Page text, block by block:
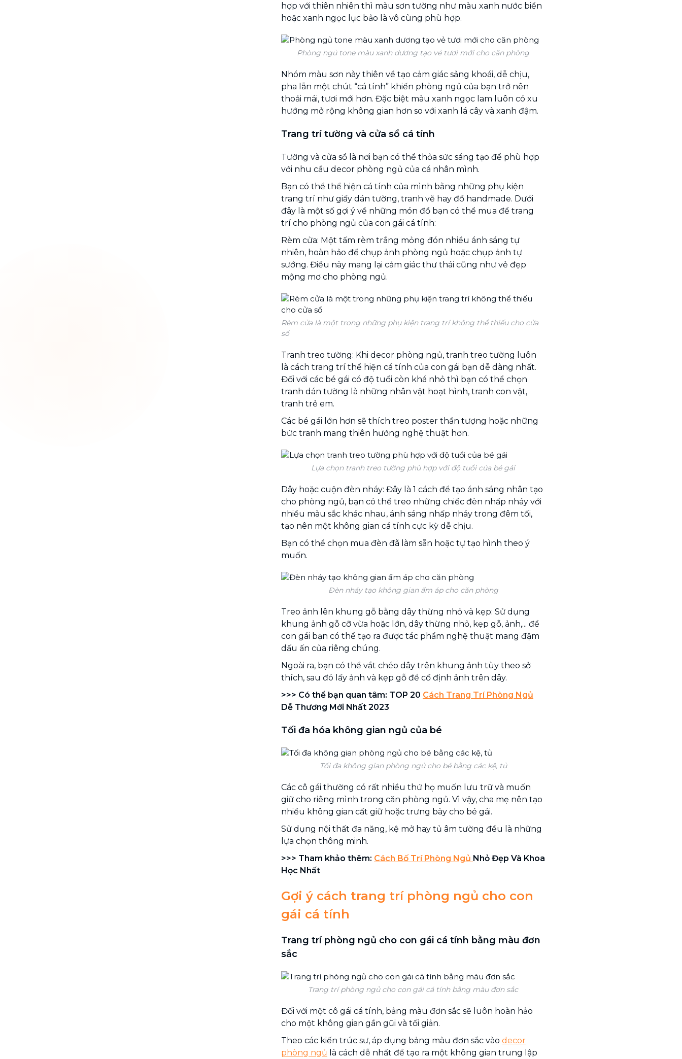
hợp với thiên nhiên thì màu sơn tường như màu xanh nước biển
hoặc xanh ngọc lục bảo là vô cùng phù hợp.
Phòng ngủ tone màu xanh dương tạo vẻ tươi mới cho căn phòng
Nhóm màu sơn này thiên về tạo cảm giác sảng khoái, dễ chịu,
pha lẫn một chút “cá tính” khiến phòng ngủ của bạn trở nên
thoải mái, tươi mới hơn. Đặc biệt màu xanh ngọc lam luôn có xu
hướng mở rộng không gian hơn so với xanh lá cây và xanh đậm.
Trang trí tường và cửa sổ cá tính
Tường và cửa sổ là nơi bạn có thể thỏa sức sáng tạo để phù hợp
với nhu cầu decor phòng ngủ của cá nhân mình.
Bạn có thể thể hiện cá tính của mình bằng những phụ kiện
trang trí như giấy dán tường, tranh vẽ hay đồ handmade. Dưới
đây là một số gợi ý về những món đồ bạn có thể mua để trang
trí cho phòng ngủ của con gái cá tính:
Rèm cửa: Một tấm rèm trắng mỏng đón nhiều ánh sáng tự
nhiên, hoàn hảo để chụp ảnh phòng ngủ hoặc chụp ảnh tự
sướng. Điều này mang lại cảm giác thư thái cũng như vẻ đẹp
mộng mơ cho phòng ngủ.
Rèm cửa là một trong những phụ kiện trang trí không thể thiếu cho cửa
sổ
Tranh treo tường: Khi decor phòng ngủ, tranh treo tường luôn
là cách trang trí thể hiện cá tính của con gái bạn dễ dàng nhất.
Đối với các bé gái có độ tuổi còn khá nhỏ thì bạn có thể chọn
tranh dán tường là những nhân vật hoạt hình, tranh con vật,
tranh trẻ em.
Các bé gái lớn hơn sẽ thích treo poster thần tượng hoặc những
bức tranh mang thiên hướng nghệ thuật hơn.
Lựa chọn tranh treo tường phù hợp với độ tuổi của bé gái
Dây hoặc cuộn đèn nháy: Đây là 1 cách để tạo ánh sáng nhân tạo
cho phòng ngủ, bạn có thể treo những chiếc đèn nhấp nháy với
nhiều màu sắc khác nhau, ánh sáng nhấp nháy trong đêm tối,
tạo nên một không gian cá tính cực kỳ dễ chịu.
Bạn có thể chọn mua đèn đã làm sẵn hoặc tự tạo hình theo ý
muốn.
Đèn nháy tạo không gian ấm áp cho căn phòng
Treo ảnh lên khung gỗ bằng dây thừng nhỏ và kẹp: Sử dụng
khung ảnh gỗ cỡ vừa hoặc lớn, dây thừng nhỏ, kẹp gỗ, ảnh,... để
con gái bạn có thể tạo ra được tác phẩm nghệ thuật mang đậm
dấu ấn của riêng chúng.
Ngoài ra, bạn có thể vắt chéo dây trên khung ảnh tùy theo sở
thích, sau đó lấy ảnh và kẹp gỗ để cố định ảnh trên dây.
>>> Có thể bạn quan tâm: TOP 20 Cách Trang Trí Phòng Ngủ
Dễ Thương Mới Nhất 2023
Tối đa hóa không gian ngủ của bé
Tối đa không gian phòng ngủ cho bé bằng các kệ, tủ
Các cô gái thường có rất nhiều thứ họ muốn lưu trữ và muốn
giữ cho riêng mình trong căn phòng ngủ. Vì vậy, cha mẹ nên tạo
nhiều không gian cất giữ hoặc trưng bày cho bé gái.
Sử dụng nội thất đa năng, kệ mở hay tủ âm tường đều là những
lựa chọn thông minh.
>>> Tham khảo thêm: Cách Bố Trí Phòng Ngủ Nhỏ Đẹp Và Khoa
Học Nhất
Gợi ý cách trang trí phòng ngủ cho con
gái cá tính
Trang trí phòng ngủ cho con gái cá tính bằng màu đơn
sắc
Trang trí phòng ngủ cho con gái cá tính bằng màu đơn sắc
Đối với một cô gái cá tính, bảng màu đơn sắc sẽ luôn hoàn hảo
cho một không gian gần gũi và tối giản.
Theo các kiến ​​trúc sư, áp dụng bảng màu đơn sắc vào decor
phòng ngủ là cách dễ nhất để tạo ra một không gian trung lập